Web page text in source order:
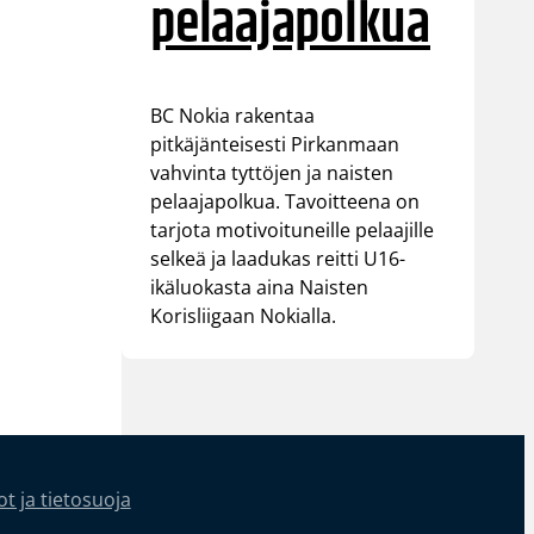
pelaajapolkua
BC Nokia rakentaa
pitkäjänteisesti Pirkanmaan
vahvinta tyttöjen ja naisten
pelaajapolkua. Tavoitteena on
tarjota motivoituneille pelaajille
selkeä ja laadukas reitti U16-
ikäluokasta aina Naisten
Korisliigaan Nokialla.
ja tietosuoja